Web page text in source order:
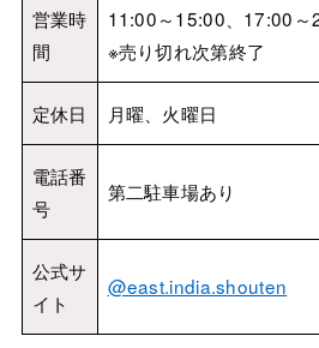
営業時
間
11:00～15:00、17:00～
※売り切れ次第終了
定休日 月曜、火曜日
電話番
号
第二駐車場あり
公式サ
イト
@east.india.shouten